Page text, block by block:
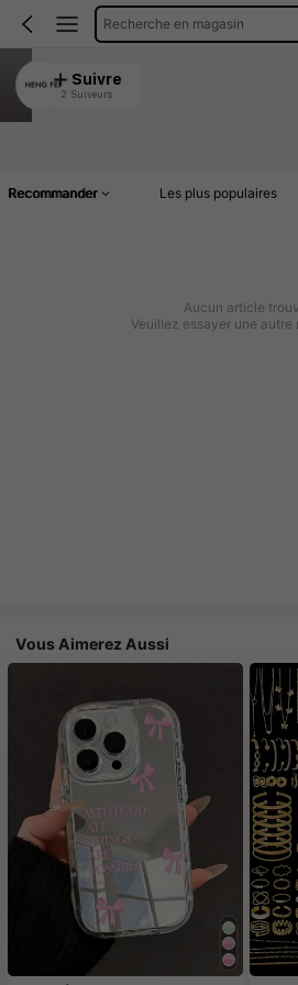
Recherche en magasin
HENG FEI
4.89
Suivre
2 Suiveurs
Recommander Les plus populaires
Aucun article
Veuillez essayer une autre
Vous Aimerez Aussi